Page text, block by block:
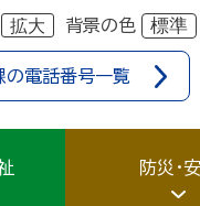
拡大 背景の色 標準
の電話番号一覧
防災・